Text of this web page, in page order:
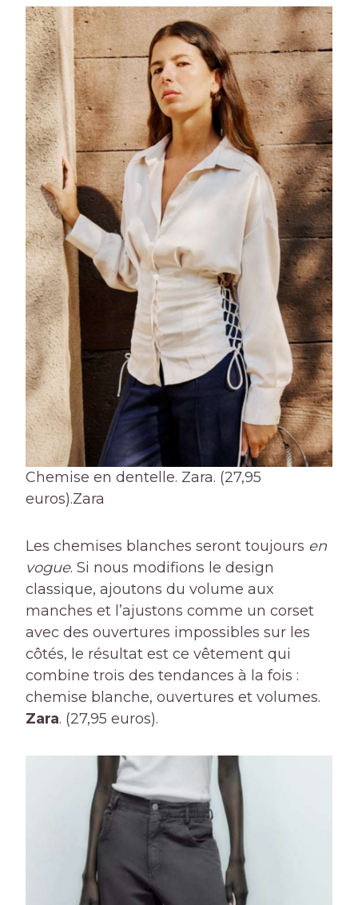
Chemise en dentelle. Zara. (27,95
euros).Zara
Les chemises blanches seront toujours en
vogue. Si nous modifions le design
classique, ajoutons du volume aux
manches et l’ajustons comme un corset
avec des ouvertures impossibles sur les
côtés, le résultat est ce vêtement qui
combine trois des tendances à la fois :
chemise blanche, ouvertures et volumes.
Zara. (27,95 euros).